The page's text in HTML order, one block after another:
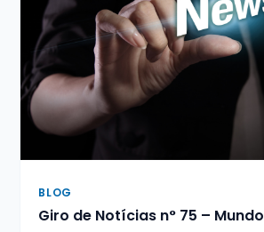
BLOG
Giro de Notícias n° 75 – Mundo